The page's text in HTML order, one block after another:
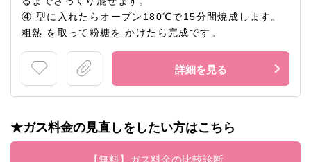
④ 型に入れたらオープン180℃で15分間焼成します。
粗熱 を取って粉糖を かけたら完成です。
詳細を見る
★ガス料金の見直しをしたい方はこちら